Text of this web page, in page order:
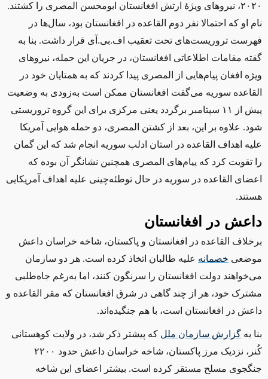
۲۰۲۰، نیروهای ویژهٔ ارتش افغانستان ابومحسن المصری را کشتند.
نام او که احتمالا نفر دوم القاعده در افغانستان بود، سال‌ها در
فهرست تروریست‌های تحت تعقیب اف.‌بی.‌آی قرار داشت. بنا به
گفته مقامات اطلاعاتی افغانستان، در جریان این حمله، نیروهای
ویژه افغان پیام‌هایی از المصری پیدا کردند که به همتایان خود در
القاعده سوریه می‌گفت افغانستان ممکن است به‌زودی به وضعیت
پیش از ۱۱ سپتامبر برگردد یعنی مرکزی برای این گروه تروریستی
شود. علاوه ‌بر این، بعد از کشتن المصری، دو حمله هوایی آمریکا
علیه اهداف القاعده در استان ادلب سوریه انجام شد که این گمان
را تقویت کرد که پیام‌های المصری همچنین نشانگر آن بوده که
اعضای القاعده در سوریه در حال توطئه‌چینی علیه اهداف آمریکایی
هستند.
داعش در افغانستان
برخلاف القاعده در افغانستان و پاکستان، شاخه خراسان داعش
موضعی خصمانه علیه طالبان اتخاذ کرده است. هر دو سازمان
می‌خواهند دولت افغانستان را سرنگون کنند، اما به‌رغم جاه‌طلبی
مشترک خود، هر از چند گاهی در شرق افغانستان که مقر القاعده و
داعش در افغانستان است، با هم جنگیده‌اند.
بنا به گزارش سازمان ملل که پیشتر ذکر شد، در ولایت کوهستانی
کُنر، نزدیک مرز پاکستان، شاخه خراسان داعش حدود ۲۲۰۰
جنگجوی مسلح مستقر کرده است. بیشتر اعضای این شاخه